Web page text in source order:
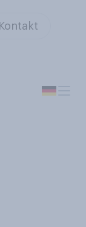
Kontakt